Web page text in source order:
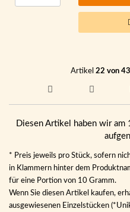
Artikel 22 von 43
Diesen Artikel haben wir
* Preis jeweils pro Stück, sofern
in Klammern hinter dem
für eine Portion von 10 Gramm.
Wenn Sie diesen Artikel kaufen,
ausgewiesenen Einzelstücken